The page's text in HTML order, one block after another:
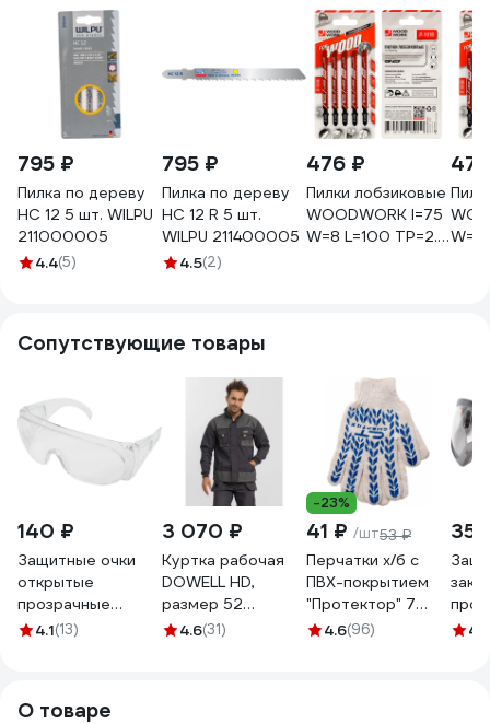
795 ₽
Пилка по дереву
HC 12 5 шт. WILPU
211000005
4.4(5)
795 ₽
Пилка по дереву
HC 12 R 5 шт.
WILPU 211400005
4.5(2)
476 ₽
Пилки лобзиковые
WOODWORK I=75
W=8 L=100 TP=2.5 W=8
Сопутствующие товары
140 ₽
Защитные очки
открытые
прозрачные
Gigant GGСB-1
4.1(13)
3 070 ₽
Куртка рабочая
DOWELL HD,
размер 52
D81210-L
4.6(31)
-23%
41 ₽ /шт53 ₽
Перчатки х/б с
ПВХ-покрытием
"Протектор" 7
класс СИБРТЕХ
4.6(96) 4.4
О товаре